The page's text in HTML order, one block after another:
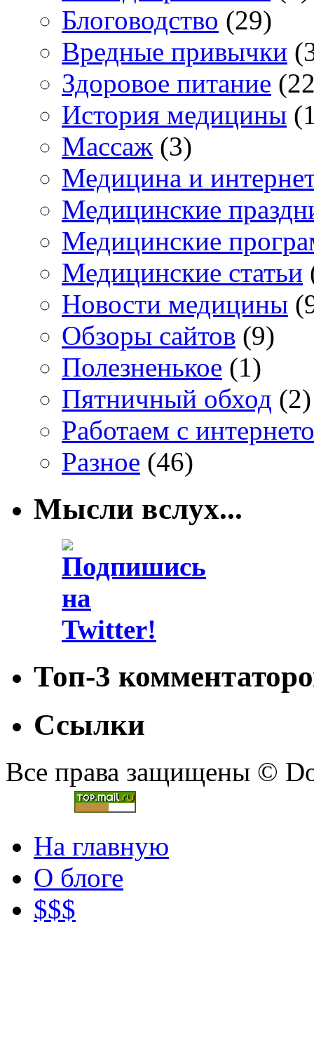
Блоговодство (29)
Вредные привычки
Здоровое питание
История медицины
Массаж (3)
Медицина и
Медицинские
Медицинские
Медицинские статьи
Новости медицины
Обзоры сайтов (9)
Полезненькое (1)
Пятничный обход (2)
Работаем с
Разное (46)
Мысли вслух...
Топ-3
Ссылки
Все права защищены ©
На главную
О блоге
$$$